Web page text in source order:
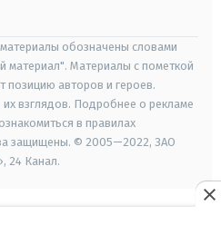
обозначены словами
материал". Материалы с пометкой
позицию авторов и героев.
взглядов. Подробнее о рекламе
в правилах
защищены. © 2005—2022, ЗАО
24 Канал.